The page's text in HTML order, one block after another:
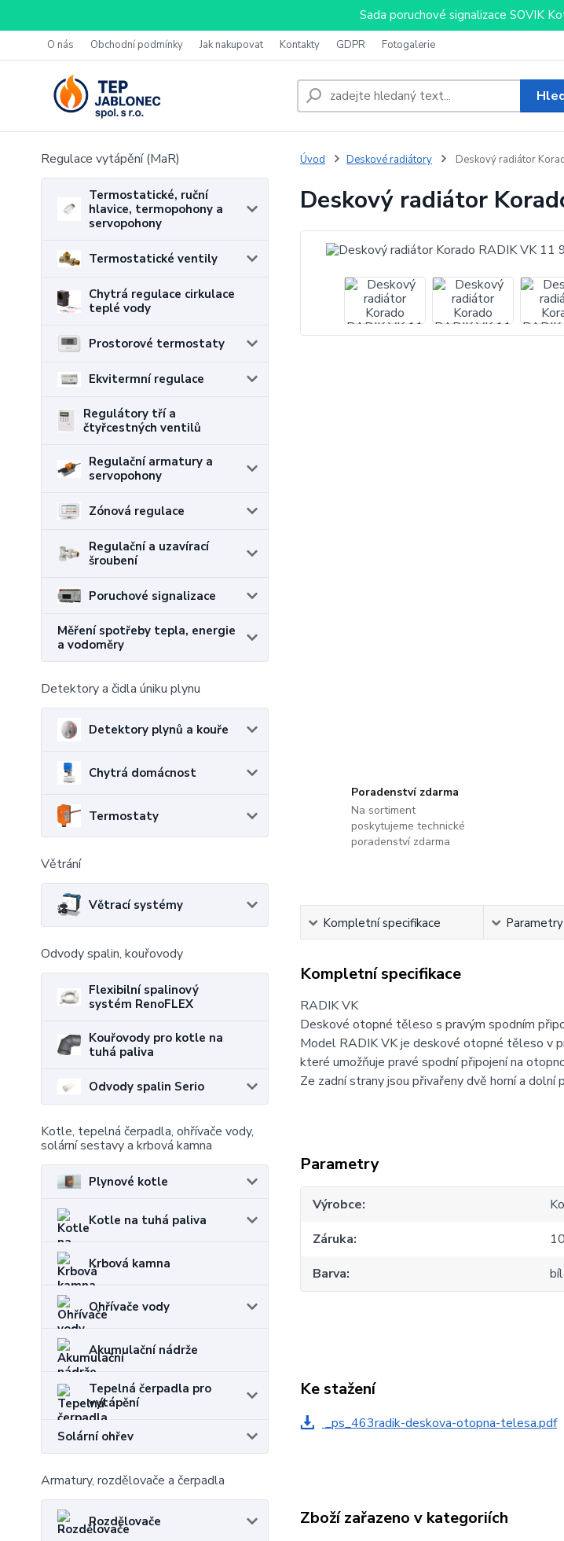
Sada poruchové signalizace SOVIK
O nás Obchodní podmínky Jak nakupovat Kontakty GDPR Fotogalerie
Regulace vytápění (MaR)
Termostatické, ruční
hlavice, termopohony a
servopohony
Termostatické ventily
Chytrá regulace cirkulace
teplé vody
Prostorové termostaty
Ekvitermní regulace
Regulátory tří a
čtyřcestných ventilů
Regulační armatury a
servopohony
Zónová regulace
Regulační a uzavírací
šroubení
Poruchové signalizace
Měření spotřeby tepla, energie
a vodoměry
Detektory a čidla úniku plynu
Detektory plynů a kouře
Chytrá domácnost
Termostaty
Větrání
Větrací systémy
Odvody spalin, kouřovody
Flexibilní spalinový
systém RenoFLEX
Kouřovody pro kotle na
tuhá paliva
Odvody spalin Serio
Kotle, tepelná čerpadla, ohřívače vody,
solární sestavy a krbová kamna
Plynové kotle
Kotle na tuhá paliva
Krbová kamna
Ohřívače vody
Akumulační nádrže
Tepelná čerpadla pro
vytápění
Solární ohřev
Armatury, rozdělovače a čerpadla
Rozdělovače
Úvod Deskové radiátory Deskový radiátor
Deskový radiátor
Poradenství zdarma
Na sortiment
poskytujeme technické
poradenství zdarma
Kompletní specifikace Parametry
Kompletní specifikace
RADIK VK
Deskové otopné těleso s pravým spodním
Model RADIK VK je deskové otopné těleso v
které umožňuje pravé spodní připojení na
Ze zadní strany jsou přivařeny dvě horní a
Parametry
Výrobce
Záruka
Barva
Ke stažení
_ps_463radik-deskova-otopna-telesa.pdf
Zboží zařazeno v kategoriích